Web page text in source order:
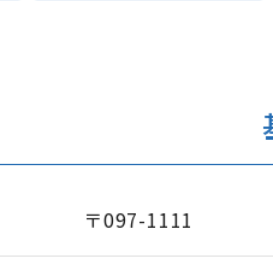
〒097-1111